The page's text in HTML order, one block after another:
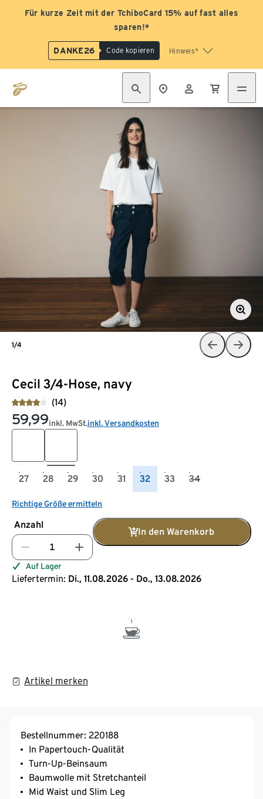
Für kurze Zeit mit der TchiboCard 15% auf fast alles
sparen!*
DANKE26 Code kopieren Hinweis*
Cecil 3/4-Hose, navy
(14)
59,99inkl. MwSt.inkl. Versandkosten
27 28 29 30 31 32 33 34
Richtige Größe ermitteln
Anzahl
In den Warenkorb
Auf Lager
Liefertermin: Di., 11.08.2026 - Do., 13.08.2026
Artikel merken
1/4
Bestellnummer: 220188
In Papertouch-Qualität
Turn-Up-Beinsaum
Baumwolle mit Stretchanteil
Mid Waist und Slim Leg